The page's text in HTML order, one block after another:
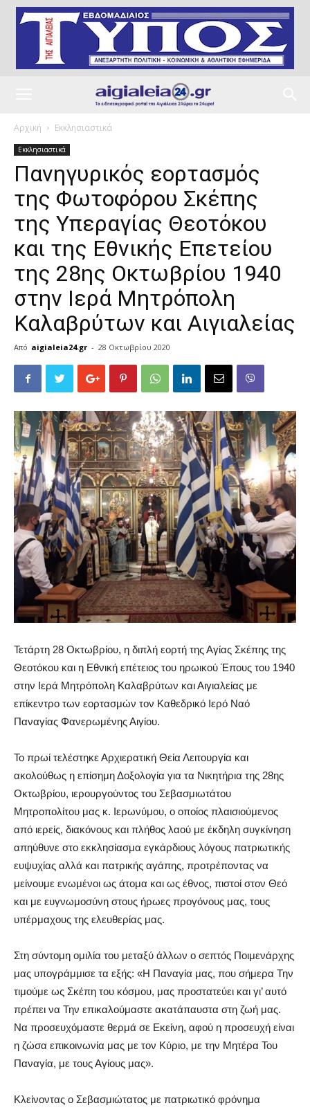
Αρχική Εκκλησιαστικά
Εκκλησιαστικά
Πανηγυρικός εορτασμός
της Φωτοφόρου Σκέπης
της Υπεραγίας Θεοτόκου
και της Εθνικής Επετείου
της 28ης Οκτωβρίου 1940
στην Ιερά Μητρόπολη
Καλαβρύτων και Αιγιαλείας
Από aigialeia24.gr - 28 Οκτωβρίου 2020
Τετάρτη 28 Οκτωβρίου, η διπλή εορτή της Αγίας Σκέπης της
Θεοτόκου και η Εθνική επέτειος του ηρωικού Έπους του 1940
στην Ιερά Μητρόπολη Καλαβρύτων και Αιγιαλείας με
επίκεντρο των εορτασμών τον Καθεδρικό Ιερό Ναό
Παναγίας Φανερωμένης Αιγίου.
Το πρωί τελέστηκε Αρχιερατική Θεία Λειτουργία και
ακολούθως η επίσημη Δοξολογία για τα Νικητήρια της 28ης
Οκτωβρίου, ιερουργούντος του Σεβασμιωτάτου
Μητροπολίτου μας κ. Ιερωνύμου, o οποίος πλαισιούμενος
από ιερείς, διακόνους και πλήθος λαού με έκδηλη συγκίνηση
απηύθυνε στο εκκλησίασμα εγκάρδιους λόγους πατριωτικής
ευψυχίας αλλά και πατρικής αγάπης, προτρέποντας να
μείνουμε ενωμένοι ως άτομα και ως έθνος, πιστοί στον Θεό
και με ευγνωμοσύνη στους ήρωες προγόνους μας, τους
υπέρμαχους της ελευθερίας μας.
Στη σύντομη ομιλία του μεταξύ άλλων ο σεπτός Ποιμενάρχης
μας υπογράμμισε τα εξής: «Η Παναγία μας, που σήμερα Την
τιμούμε ως Σκέπη του κόσμου, μας προστατεύει και γι’ αυτό
πρέπει να Την επικαλούμαστε ακατάπαυστα στη ζωή μας.
Να προσευχόμαστε θερμά σε Εκείνη, αφού η προσευχή είναι
η ζώσα επικοινωνία μας με τον Κύριο, με την Μητέρα Του
Παναγία, με τους Αγίους μας».
Κλείνοντας ο Σεβασμιώτατος με πατριωτικό φρόνημα